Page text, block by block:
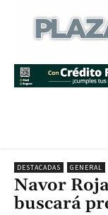
DESTACADAS GENERAL
Navor
buscará